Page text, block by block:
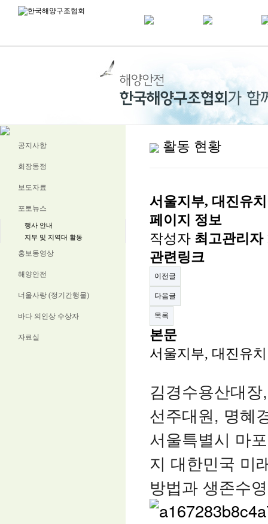
공지사항
회장동정
보도자료
포토뉴스
행사 안내
지부 및 지역대 활동
홍보동영상
해양안전
너울사랑 (정기간행물)
바다 의인상 수상자
자료실
활동 현황
서울지부, 대진유
페이지 정보
작성자 최고관리자
관련링크
이전글
다음글
목록
본문
서울지부, 대진유
김경수용산대
선주대원, 명혜
서울특별시 마
지 대한민국 미
방법과 생존수